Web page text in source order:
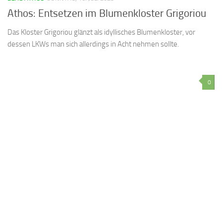
Athos: Entsetzen im Blumenkloster Grigoriou
Das Kloster Grigoriou glänzt als idyllisches Blumenkloster, vor
dessen LKWs man sich allerdings in Acht nehmen sollte.
0